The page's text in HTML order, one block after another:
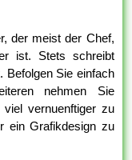
der meist der Chef,
ist. Stets schreibt
Befolgen Sie einfach
nehmen Sie
vernuenftiger zu
ein Grafikdesign zu